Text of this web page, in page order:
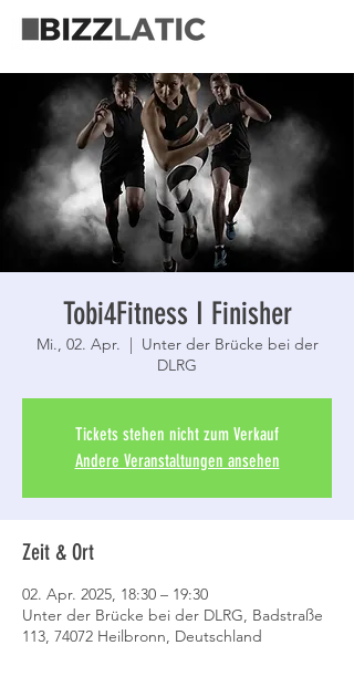
Tobi4Fitness I Finisher
Mi., 02. Apr.
  |
Unter der Brücke bei der
DLRG
Tickets stehen nicht zum Verkauf
Andere Veranstaltungen ansehen
Zeit & Ort
02. Apr. 2025, 18:30 – 19:30
Unter der Brücke bei der DLRG, Badstraße
113, 74072 Heilbronn, Deutschland